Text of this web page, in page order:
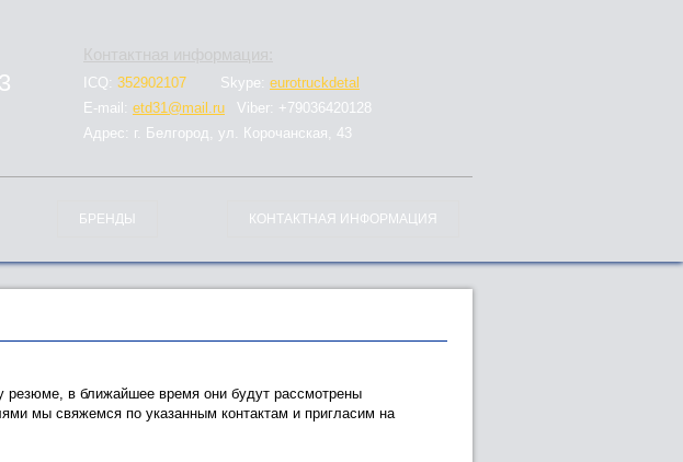
ICQ: 352902107 Skype: eurotruckdetal
E-mail: etd31@mail.ru
Viber: +79036420128
Адрес: г. Белгород, ул. Корочанская, 43
БРЕНДЫ КОНТАКТНАЯ ИНФОРМАЦИЯ
резюме, в ближайшее время они будут рассмотрены
мы свяжемся по указанным контактам и пригласим на